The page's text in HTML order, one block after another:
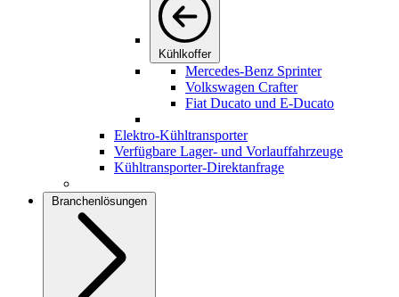
Kühlkoffer
Mercedes-Benz Sprinter
Volkswagen Crafter
Fiat Ducato und E-Ducato
Elektro-Kühltransporter
Verfügbare Lager- und Vorlauffahrzeuge
Kühltransporter-Direktanfrage
Branchenlösungen